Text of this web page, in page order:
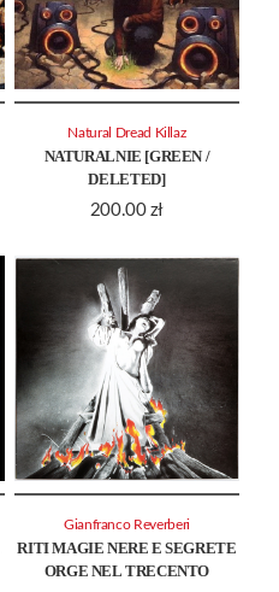
NATURALNIE [GREEN /
DELETED]
200.00 zł
Natural Dread Killaz
RITI MAGIE NERE E SEGRETE
ORGE NEL TRECENTO
Gianfranco Reverberi